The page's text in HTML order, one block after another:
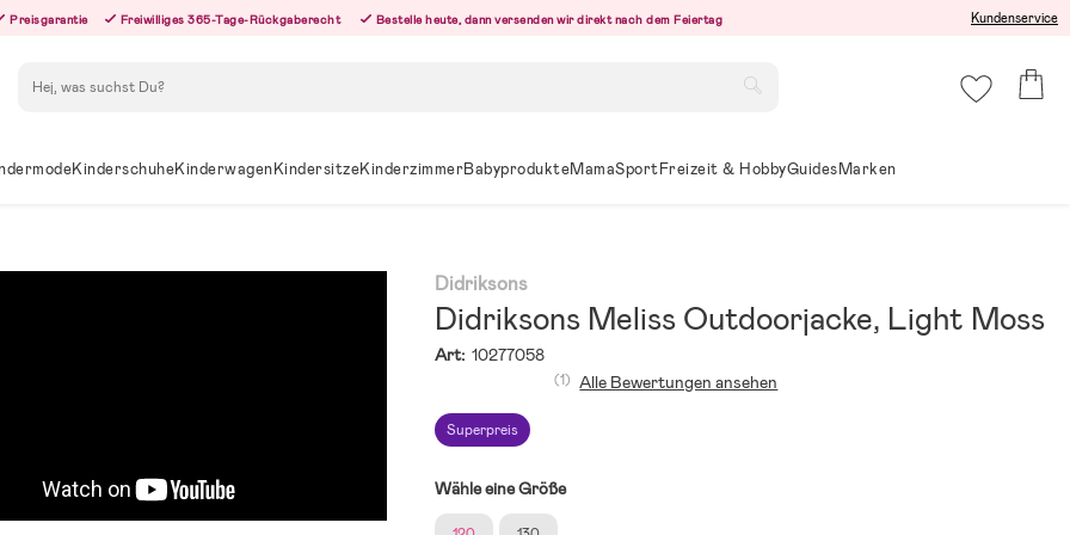
Preisgarantie Freiwilliges 365-Tage-Rückgaberecht Bestelle heute, dann versenden wir direkt nach dem Feiertag Kundenservice
KinderschuheKinderwagenKindersitzeKinderzimmerBabyprodukteMamaSportFreizeit & HobbyGuidesMarken
Didriksons
Didriksons Meliss Outdoorjacke, Light Moss
Art: 10277058
Superpreis
(1) Alle Bewertungen ansehen
Wähle eine Größe